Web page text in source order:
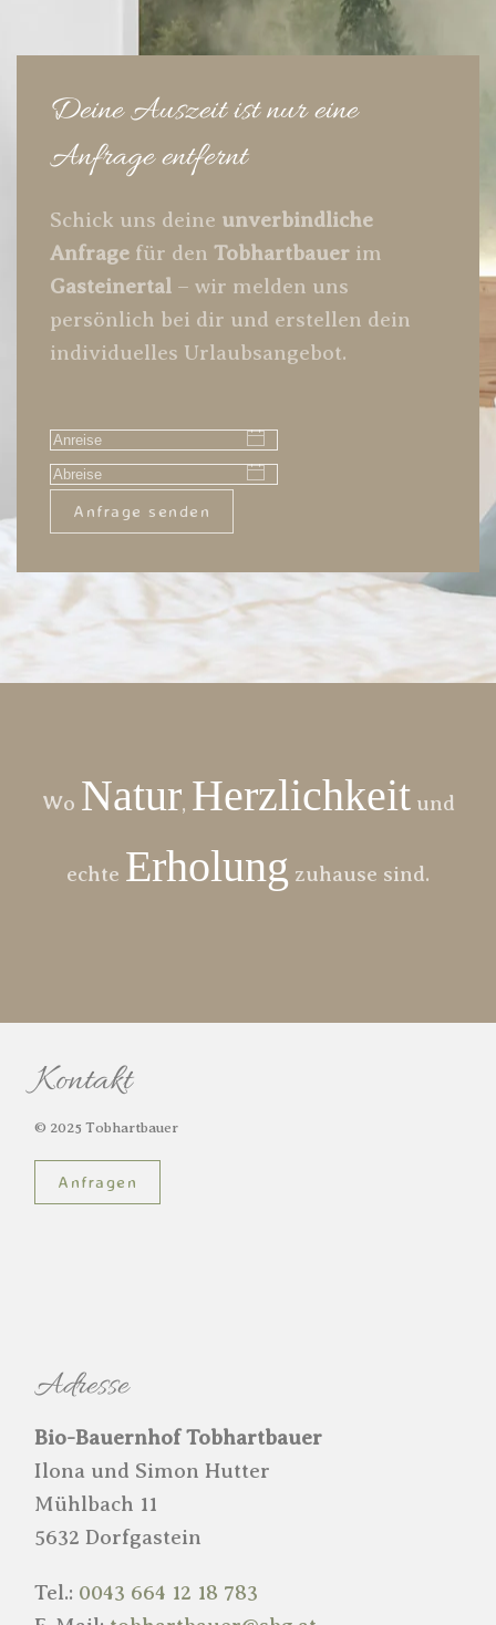
Deine Auszeit ist nur eine
Anfrage entfernt
Schick uns deine unverbindliche
Anfrage für den Tobhartbauer im
Gasteinertal – wir melden uns
persönlich bei dir und erstellen dein
individuelles Urlaubsangebot.
Anfrage senden
Wo Natur, Herzlichkeitund
echte Erholung zuhause sind.
Kontakt
© 2025 Tobhartbauer
Anfragen
Adresse
Bio-Bauernhof Tobhartbauer
Ilona und Simon Hutter
Mühlbach 11
5632 Dorfgastein
Tel.: 0043 664 12 18 783